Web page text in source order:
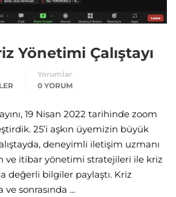
Yönetimi Çalıştayı
Yorumlar
0 YORUM
19 Nisan 2022 tarihinde zoom
25’i aşkın üyemizin büyük
deneyimli iletişim uzmanı
ve itibar yönetimi stratejileri ile kriz
değerli bilgiler paylaştı. Kriz
ve sonrasında …